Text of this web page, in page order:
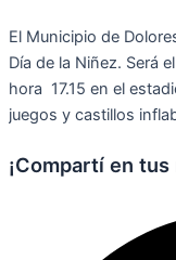
El Municipio de
Día de la Niñez. Será
hora 17.15 en el
juegos y castillos
¡Compartí en